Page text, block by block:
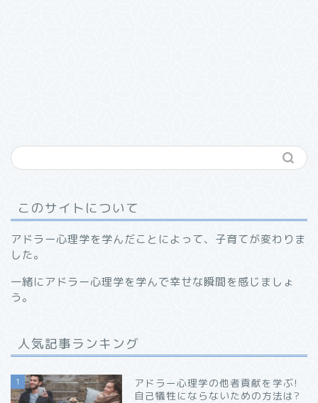
このサイトについて
アドラー心理学を学んだことによって、子育てが変わりま
した。
一緒にアドラー心理学を学んで幸せな瞬間を感じましょ
う。
人気記事ランキング
1
アドラー心理学の他者貢献を学ぶ!
自己犠牲にならないための方法は?